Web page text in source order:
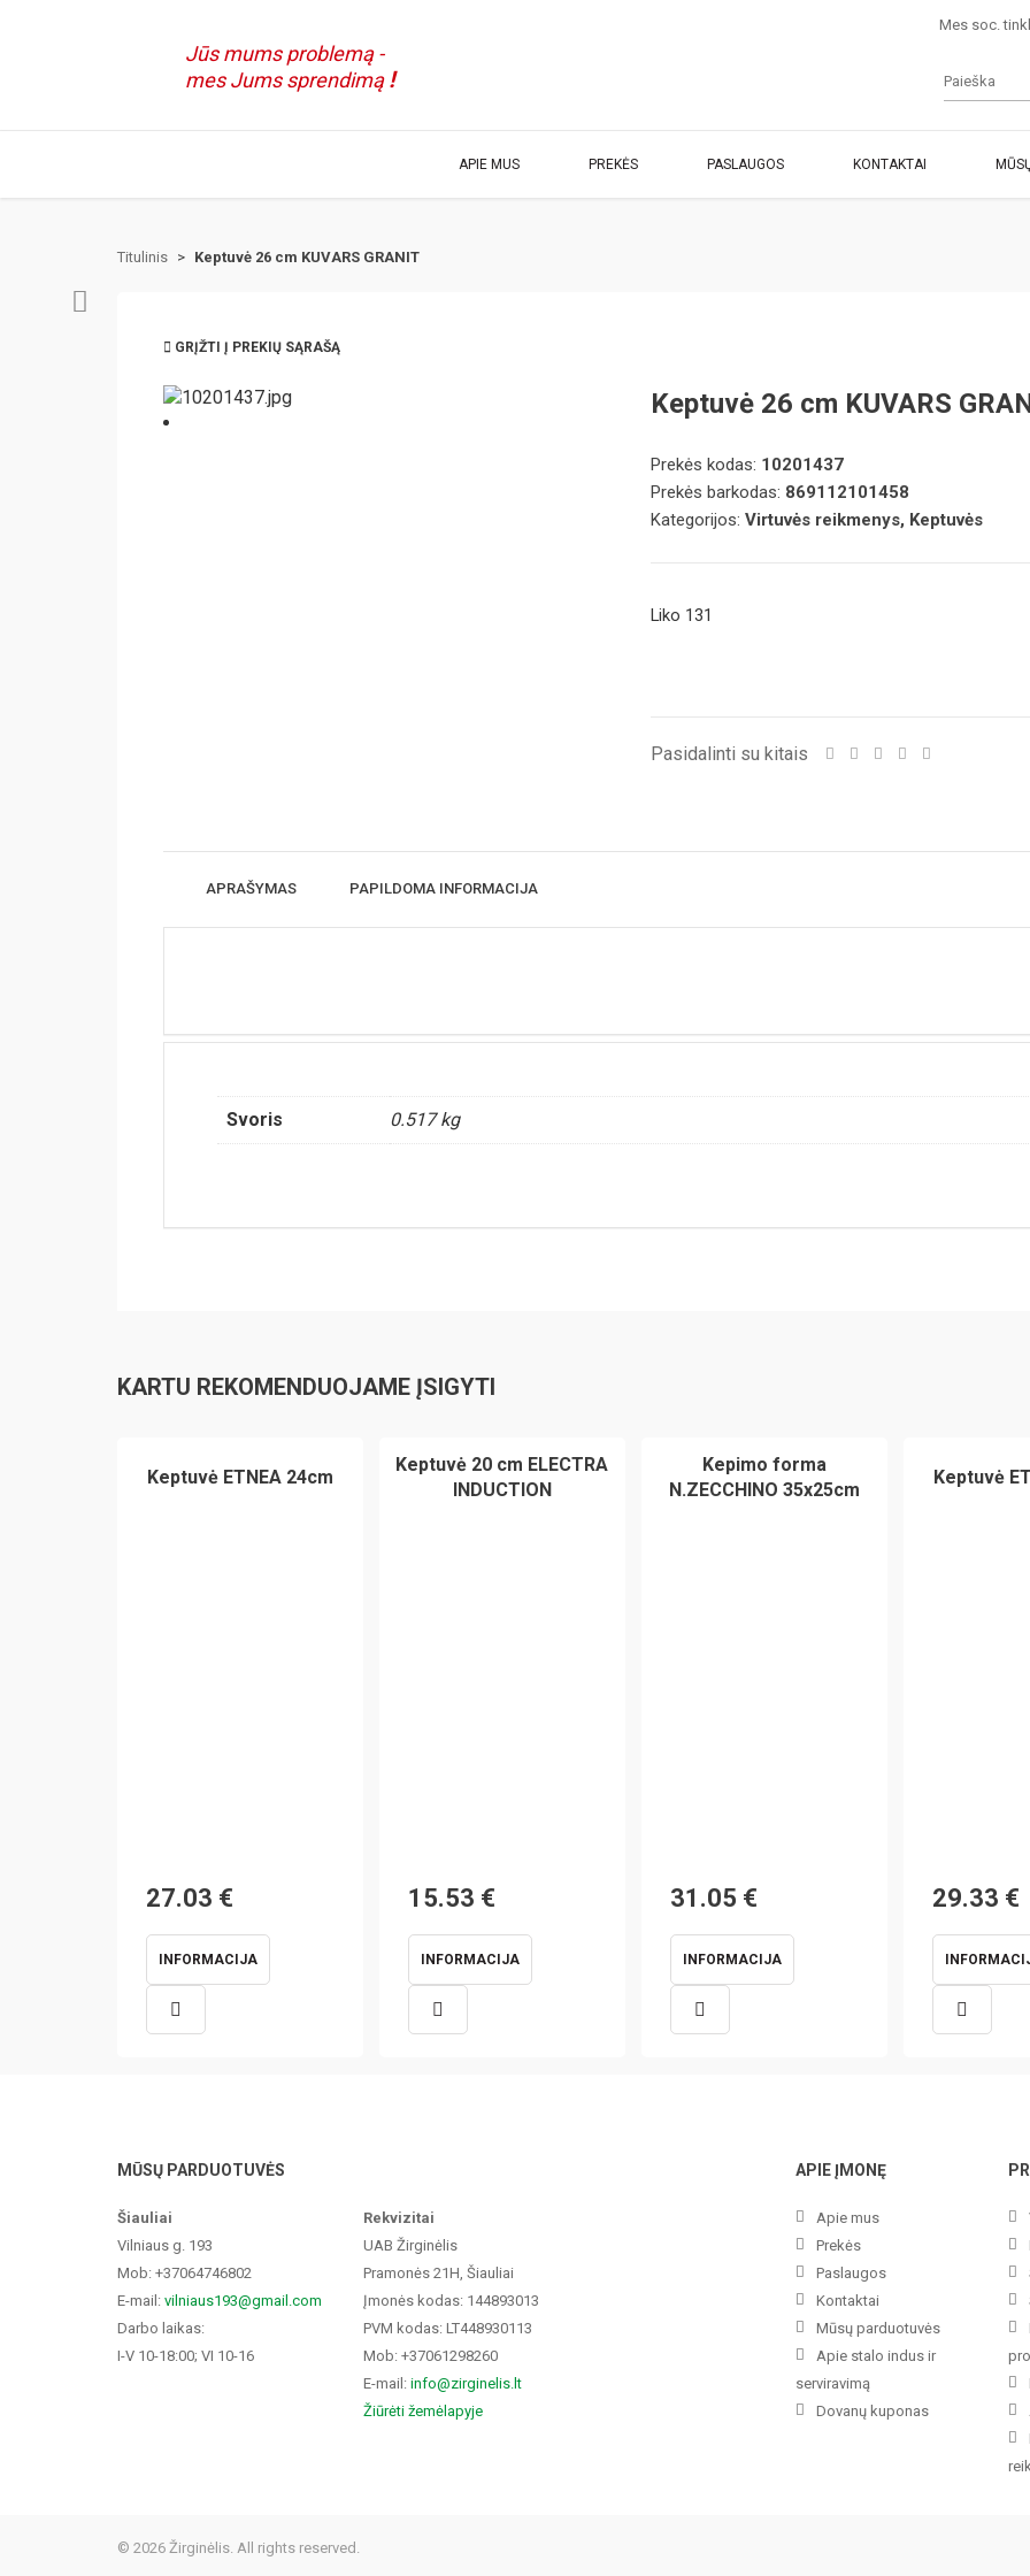
Jūs mums problemą -
mes Jums sprendimą!
Mes soc.
APIE MUS PREKĖS PASLAUGOS KONTAKTAI
Titulinis > Keptuvė 26 cm KUVARS GRANIT
GRĮŽTI Į PREKIŲ SĄRAŠĄ
Keptuvė 26 cm KUVARS
Prekės kodas: 10201437
Prekės barkodas: 869112101458
Kategorijos: Virtuvės reikmenys, Keptuvės
Liko 131
Pasidalinti su kitais
APRAŠYMAS PAPILDOMA INFORMACIJA
Svoris 0.517 kg
KARTU REKOMENDUOJAME ĮSIGYTI
Keptuvė ETNEA 24cm
27.03 €
INFORMACIJA
Keptuvė 20 cm ELECTRA
INDUCTION
15.53 €
INFORMACIJA
Kepimo forma
N.ZECCHINO 35x25cm
31.05 €
INFORMACIJA
Keptuvė
29.33 €
MŪSŲ PARDUOTUVĖS
Šiauliai
Vilniaus g. 193
Mob: +37064746802
E-mail: vilniaus193@gmail.com
Darbo laikas:
I-V 10-18:00; VI 10-16
Rekvizitai
UAB Žirginėlis
Pramonės 21H, Šiauliai
Įmonės kodas: 144893013
PVM kodas: LT448930113
Mob: +37061298260
E-mail: info@zirginelis.lt
Žiūrėti žemėlapyje
APIE ĮMONĘ
Apie mus
Prekės
Paslaugos
Kontaktai
Mūsų parduotuvės
Apie stalo indus ir
serviravimą
Dovanų kuponas
© 2026 Žirginėlis. All rights reserved.